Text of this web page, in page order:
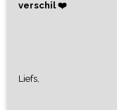
verschil ❤️
Liefs,